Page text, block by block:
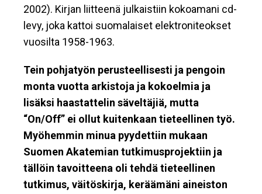
2002). Kirjan liitteenä julkaistiin kokoamani cd-
levy, joka kattoi suomalaiset elektroniteokset
vuosilta 1958-1963.
Tein pohjatyön perusteellisesti ja pengoin
monta vuotta arkistoja ja kokoelmia ja
lisäksi haastattelin säveltäjiä, mutta
“On/Off” ei ollut kuitenkaan tieteellinen työ.
Myöhemmin minua pyydettiin mukaan
Suomen Akatemian tutkimusprojektiin ja
tällöin tavoitteena oli tehdä tieteellinen
tutkimus, väitöskirja, keräämäni aineiston